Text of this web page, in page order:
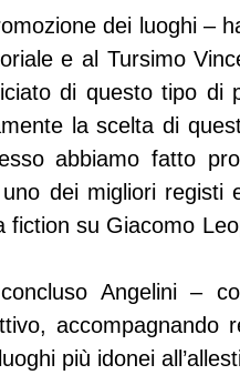
dei luoghi –
e al Tursimo
di questo tipo di
la scelta di
abbiamo fatto
dei migliori registi
su Giacomo
Angelini –
accompagnando
più idonei